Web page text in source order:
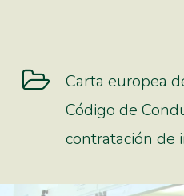
Carta europea
Código de
contratación de